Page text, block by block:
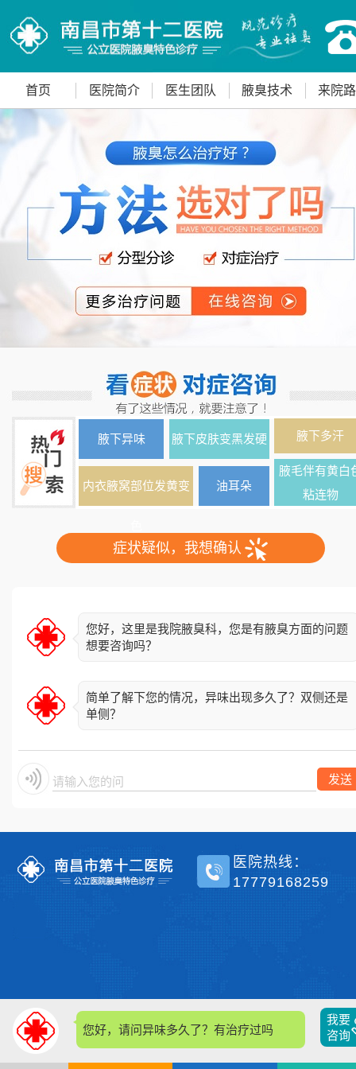
首页 医院简介 医生团队 腋臭技术 来院
腋下异味 腋下皮肤变黑发硬 腋下多汗
内衣腋窝部位发黄变 油耳朵
腋毛伴有黄白
粘连物
症状疑似，我想确认
您好，这里是我院腋臭科，您是有腋臭方面的问题
想要咨询吗？
简单了解下您的情况，异味出现多久了？双侧还是
单侧？
请输入您的问题 发送
您好，请问异味多久了？有治疗过吗？
我要
咨询
医院热线：
17779168259